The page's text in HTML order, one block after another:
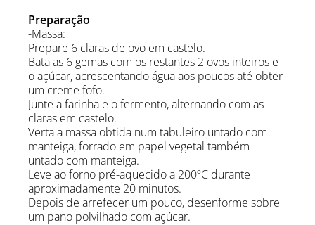
Preparação
-Massa:
Prepare 6 claras de ovo em castelo.
Bata as 6 gemas com os restantes 2 ovos inteiros e
o açúcar, acrescentando água aos poucos até obter
um creme fofo.
Junte a farinha e o fermento, alternando com as
claras em castelo.
Verta a massa obtida num tabuleiro untado com
manteiga, forrado em papel vegetal também
untado com manteiga.
Leve ao forno pré-aquecido a 200ºC durante
aproximadamente 20 minutos.
Depois de arrefecer um pouco, desenforme sobre
um pano polvilhado com açúcar.